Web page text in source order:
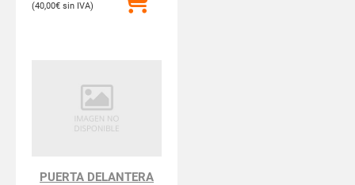
40,00€
PUERTA DELANTERA